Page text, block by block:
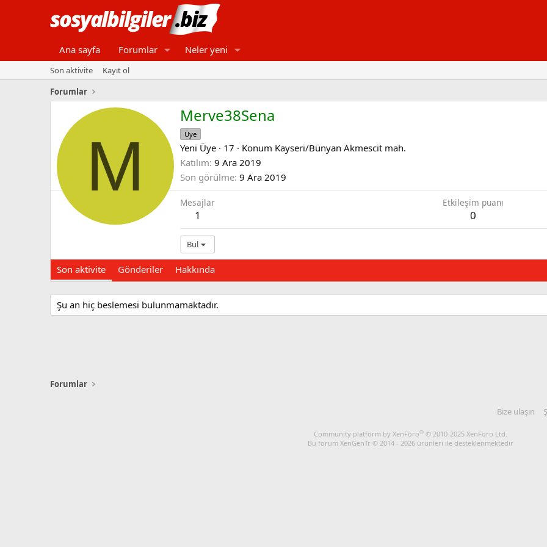
Ana sayfa Forumlar Neler yeni
Son aktivite
Kayıt ol
Forumlar
M
Merve38Sena
Üye
Yeni Üye · 17 · Konum Kayseri/Bünyan Akmescit mah.
Katılım 9 Ara 2019
Son görülme 9 Ara 2019
Mesajlar
1
Etkileşim puanı
0
Bul
Son aktivite Gönderiler Hakkında
Şu an hiç beslemesi bulunmamaktadır.
Forumlar
Bize ulaşın
Community platform by XenForo® © 2010-2025 XenForo Ltd.
Bu forum XenGenTr © 2014 - 2026 ürünleri ile desteklenmektedir